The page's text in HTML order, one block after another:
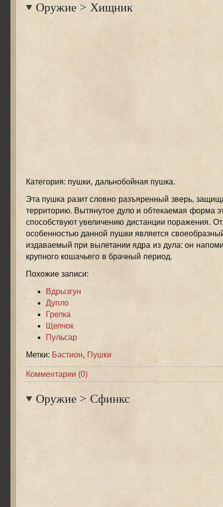
Оружие> Хищник
Категория: пушки, дальнобойная пушка.
Эта пушка разит словно разъяренный зверь,
территорию. Вытянутое дуло и обтекаемая форма
способствуют увеличению дистанции поражения.
особенностью данной пушки является
издаваемый при вылетании ядра из дула: он
крупного кошачьего в брачный период.
Похожие записи:
Вдрызгун
Дупло
Грелка
Щелчок
Пульсар
Метки: Бастион, Пушки
Комментарии (0)
Оружие > Сфинкс